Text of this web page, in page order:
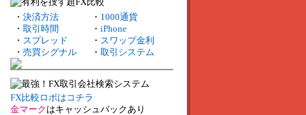
・ 決済方法 ・ 1000通貨
・ 取引時間 ・ iPhone
・ スプレッド ・ スワップ金利
・ 売買シグナル ・ 取引システム
FX比較ロボはコチラ
金マーク はキャッシュバックあり